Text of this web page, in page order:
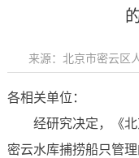
来源：北京市密云区
各相关单位：
经研究决定，《
密云水库捕捞船只管